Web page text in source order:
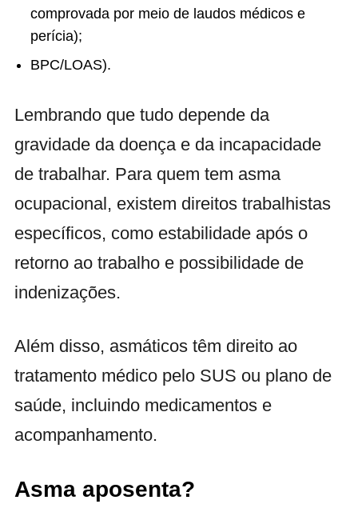
comprovada por meio de laudos médicos e
perícia);
BPC/LOAS).
Lembrando que tudo depende da
gravidade da doença e da incapacidade
de trabalhar. Para quem tem asma
ocupacional, existem direitos trabalhistas
específicos, como estabilidade após o
retorno ao trabalho e possibilidade de
indenizações.
Além disso, asmáticos têm direito ao
tratamento médico pelo SUS ou plano de
saúde, incluindo medicamentos e
acompanhamento.
Asma aposenta?